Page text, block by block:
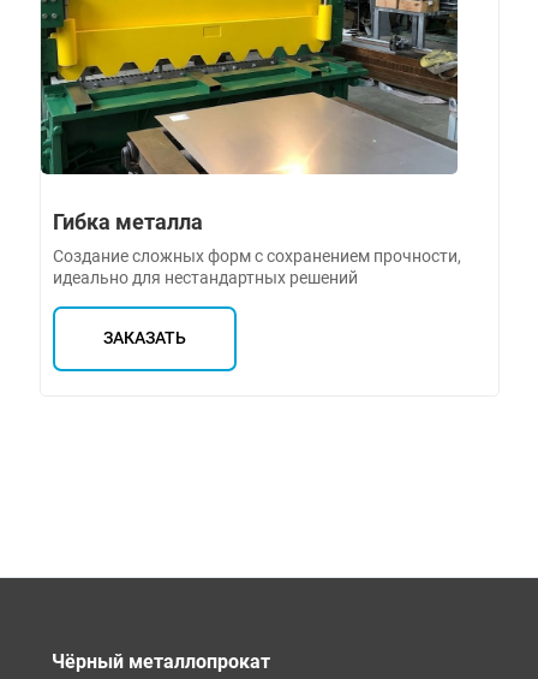
Гибка металла
Создание сложных форм с сохранением прочности,
идеально для нестандартных решений
ЗАКАЗАТЬ
Чёрный металлопрокат